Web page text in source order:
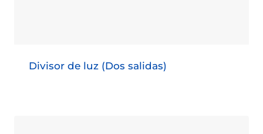
Divisor de luz (Dos salidas)